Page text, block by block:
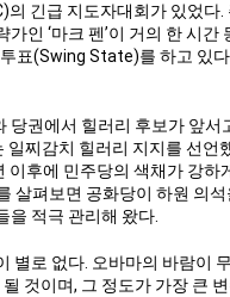
긴급 지도자대회가 있었다
인 ‘마크 펜’이 거의 한 시간
표(Swing State)를 하고 있
권에서 힐러리 후보가 앞서
일찌감치 힐러리 지지를 선언
후에 민주당의 색채가 강하
살펴보면 공화당이 하원 의
을 적극 관리해 왔다.
별로 없다. 오바마의 바람이
것이며, 그 정도가 가장 큰